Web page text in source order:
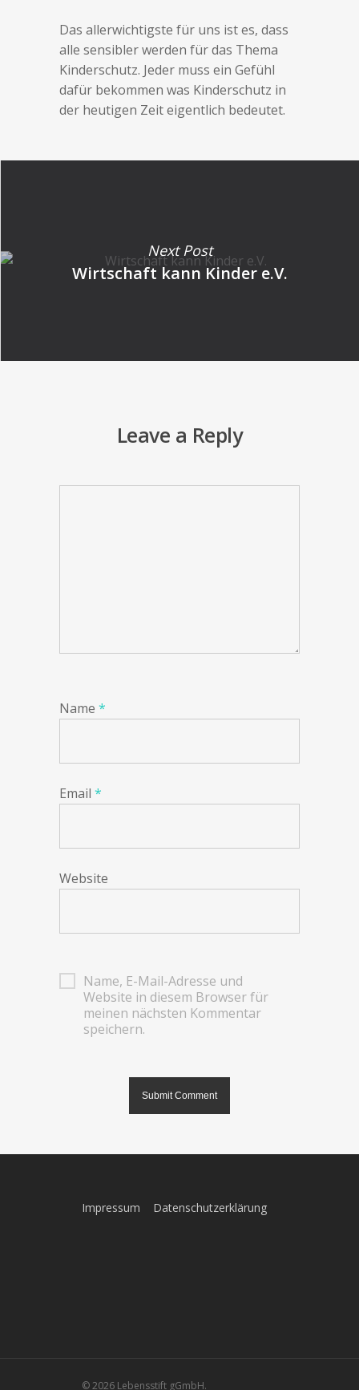
Das allerwichtigste für uns ist es, dass
alle sensibler werden für das Thema
Kinderschutz. Jeder muss ein Gefühl
dafür bekommen was Kinderschutz in
der heutigen Zeit eigentlich bedeutet.
Next Post
Wirtschaft kann Kinder e.V.
Leave a Reply
Name *
Email *
Website
Name, E-Mail-Adresse und
Website in diesem Browser für
meinen nächsten Kommentar
speichern.
Impressum Datenschutzerklärung
© 2026 Lebensstift gGmbH.